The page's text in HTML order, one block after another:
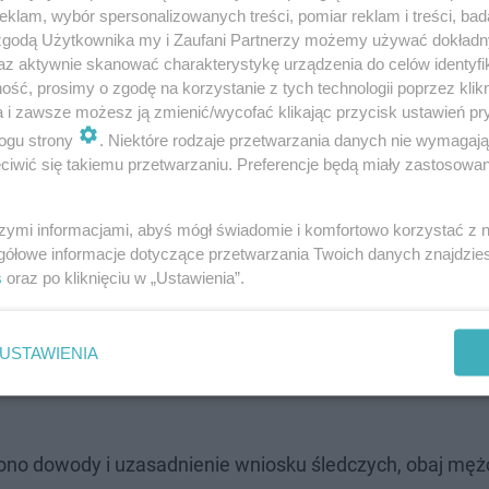
przez funkcjonariuszy. Następnie śledczy
w miejscowości Wieszowa pod Tarnowskimi Górami.
zaskakującego odkrycia - ujawnili aż 11
przekroczyła 50 tysięcy złotych.
obejmują kradzież dwóch rowerów z terenu
z terenu Krakowa o wartości ponad 12 tysięcy
pochodzenie pozostałych rowerów odnalezionych w
i zwiększoną odpowiedzialnością karną dla
dowody i uzasadnienie wniosku śledczych, obaj
wybór spersonalizowanych treści, pomiar reklam i treści,
Użytkownika my i Zaufani Partnerzy możemy używać
aktywnie skanować charakterystykę urządzenia do celów
prosimy o zgodę na korzystanie z tych technologii poprzez
i zawsze możesz ją zmienić/wycofać klikając przycisk ustawień
strony
. Niektóre rodzaje przetwarzania danych nie
się takiemu przetwarzaniu. Preferencje będą miały
informacjami, abyś mógł świadomie i komfortowo korzystać z
informacje dotyczące przetwarzania Twoich danych
oraz po kliknięciu w „Ustawienia”.
USTAWIENIA